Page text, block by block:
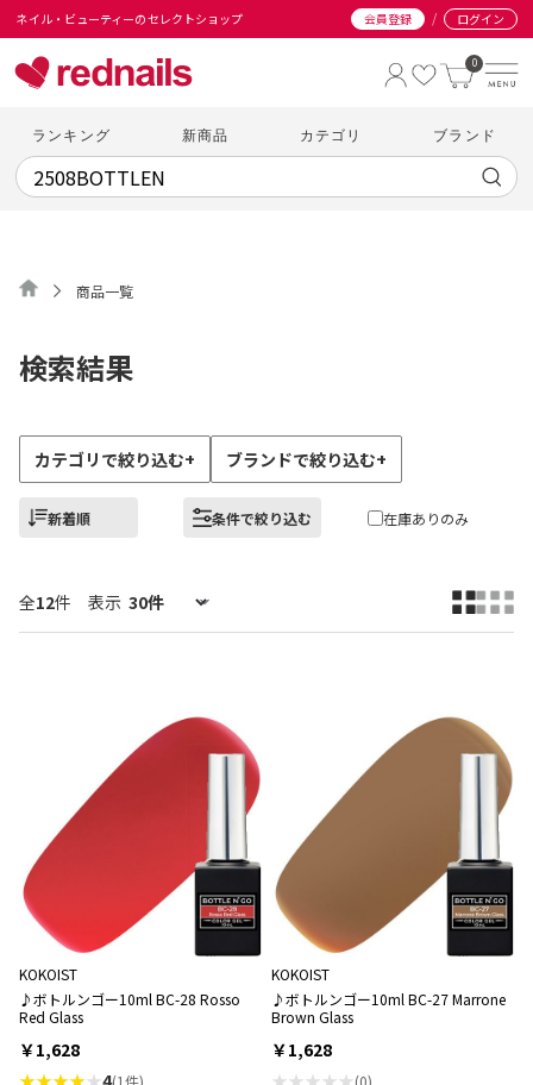
ネイル・ビューティーのセレクトショップ 会員登録 / ログイン
0
ランキング 新商品 カテゴリ ブランド
商品一覧
検索結果
カテゴリで絞り込む+ ブランドで絞り込む+
新着順 条件で絞り込む 在庫ありのみ
全12件 表示
KOKOIST
♪ボトルンゴー10ml BC-28 Rosso
Red Glass
￥1,628
★★★★★4(1件)
KOKOIST
♪ボトルンゴー10ml BC-27 Marrone
Brown Glass
￥1,628
★★★★★(0)